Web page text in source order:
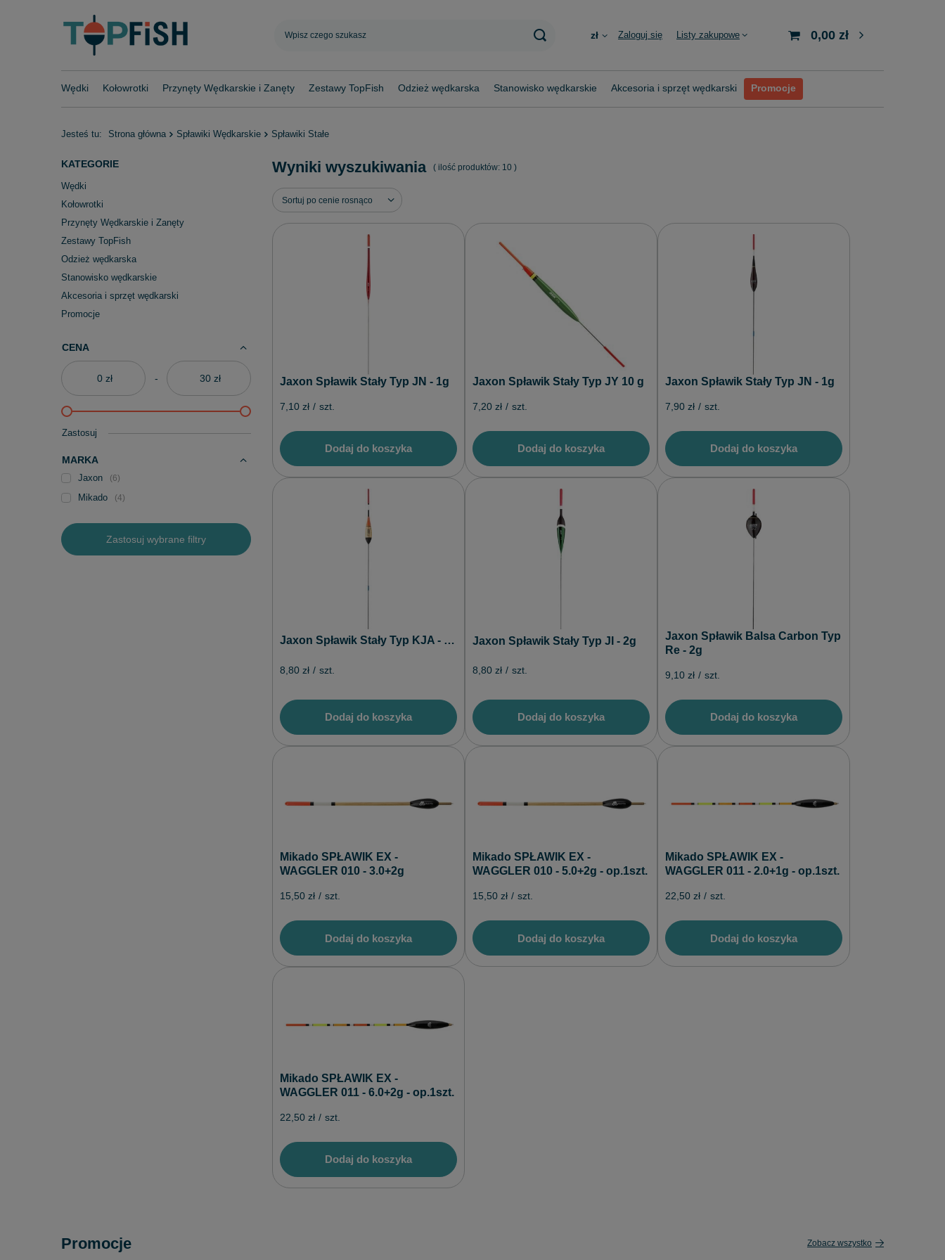
zł Zaloguj się Listy zakupowe 0,00 zł
Wędki Kołowrotki Przynęty Wędkarskie i Zanęty Zestawy TopFish Odzież wędkarska Stanowisko wędkarskie Akcesoria i sprzęt wędkarski Promocje
Jesteś tu: Strona główna Spławiki Wędkarskie Spławiki Stałe
KATEGORIE
Wędki
Kołowrotki
Przynęty Wędkarskie i Zanęty
Zestawy TopFish
Odzież wędkarska
Stanowisko wędkarskie
Akcesoria i sprzęt wędkarski
Promocje
CENA
zł - zł
Zastosuj
MARKA
Jaxon 6
Mikado 4
Zastosuj wybrane filtry
Wyniki wyszukiwania ( ilość produktów: 10 )
Zmień sortowanie
Sortuj po cenie rosnąco
Jaxon Spławik Stały Typ JN - 1g
7,10 zł / szt.
Dodaj do koszyka
Jaxon Spławik Stały Typ JY 10 g
7,20 zł / szt.
Dodaj do koszyka
Jaxon Spławik Stały Typ JN - 1g
7,90 zł / szt.
Dodaj do koszyka
Jaxon Spławik Stały Typ KJA - 1g
8,80 zł / szt.
Dodaj do koszyka
Jaxon Spławik Stały Typ JI - 2g
8,80 zł / szt.
Dodaj do koszyka
Jaxon Spławik Balsa Carbon Typ
Re - 2g
9,10 zł / szt.
Dodaj do koszyka
Mikado SPŁAWIK EX -
WAGGLER 010 - 3.0+2g
15,50 zł / szt.
Dodaj do koszyka
Mikado SPŁAWIK EX -
WAGGLER 010 - 5.0+2g - op.1szt.
15,50 zł / szt.
Dodaj do koszyka
Mikado SPŁAWIK EX -
WAGGLER 011 - 2.0+1g - op.1szt.
22,50 zł / szt.
Dodaj do koszyka
Mikado SPŁAWIK EX -
WAGGLER 011 - 6.0+2g - op.1szt.
22,50 zł / szt.
Dodaj do koszyka
Promocje Zobacz wszystko